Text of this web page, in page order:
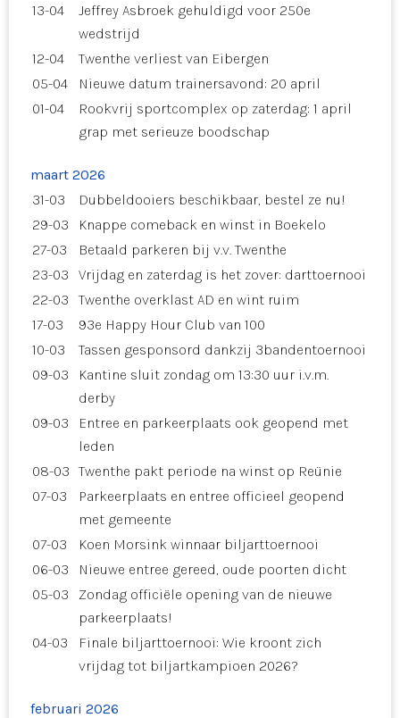
13-04
Jeffrey Asbroek gehuldigd voor 250e
wedstrijd
12-04
Twenthe verliest van Eibergen
05-04
Nieuwe datum trainersavond: 20 april
01-04
Rookvrij sportcomplex op zaterdag: 1 april
grap met serieuze boodschap
maart 2026
31-03
Dubbeldooiers beschikbaar, bestel ze nu!
29-03
Knappe comeback en winst in Boekelo
27-03
Betaald parkeren bij v.v. Twenthe
23-03
Vrijdag en zaterdag is het zover: darttoernooi
22-03
Twenthe overklast AD en wint ruim
17-03
93e Happy Hour Club van 100
10-03
Tassen gesponsord dankzij 3bandentoernooi
09-03
Kantine sluit zondag om 13:30 uur i.v.m.
derby
09-03
Entree en parkeerplaats ook geopend met
leden
08-03 Twenthe pakt periode na winst op Reünie
07-03
Parkeerplaats en entree officieel geopend
met gemeente
07-03
Koen Morsink winnaar biljarttoernooi
06-03
Nieuwe entree gereed, oude poorten dicht
05-03
Zondag officiële opening van de nieuwe
parkeerplaats!
04-03
Finale biljarttoernooi: Wie kroont zich
vrijdag tot biljartkampioen 2026?
februari 2026